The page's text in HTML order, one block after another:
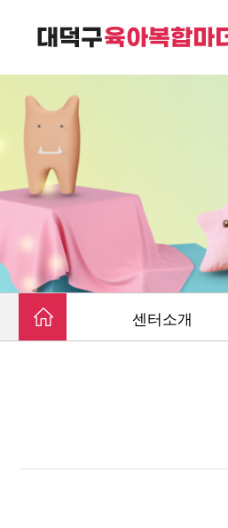
대덕구육아복합
센터소개